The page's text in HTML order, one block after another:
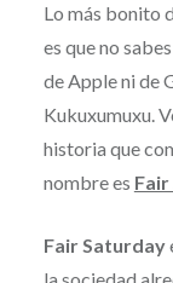
Lo más bonito
es que no
de Apple ni de
Kukuxumuxu.
historia que
nombre es
Fair Saturday